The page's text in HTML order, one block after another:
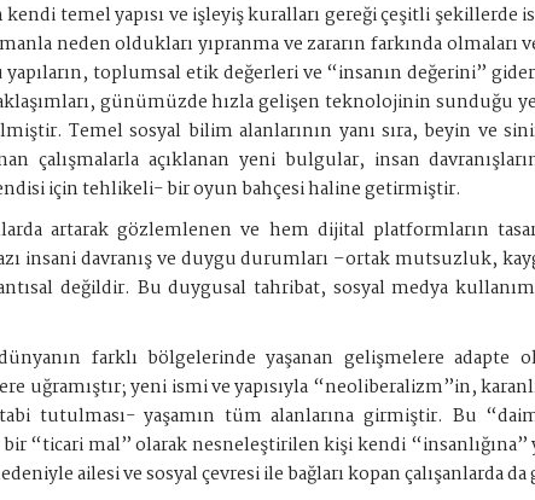
temel yapısı ve işleyiş kuralları gereği çeşitli şekillerde
neden oldukları yıpranma ve zararın farkında
toplumsal etik değerleri ve “insanın değerini”
günümüzde hızla gelişen teknolojinin sunduğu
Temel sosyal bilim alanlarının yanı sıra, beyin ve
çalışmalarla açıklanan yeni bulgular, insan
için tehlikeli- bir oyun bahçesi haline getirmiştir.
artarak gözlemlenen ve hem dijital platformların
insani davranış ve duygu durumları –ortak mutsuzluk,
değildir. Bu duygusal tahribat, sosyal medya
farklı bölgelerinde yaşanan gelişmelere
uğramıştır; yeni ismi ve yapısıyla “neoliberalizm”in,
tutulması- yaşamın tüm alanlarına girmiştir. Bu
“ticari mal” olarak nesneleştirilen kişi kendi “insanlığına”
ailesi ve sosyal çevresi ile bağları kopan çalışanlarda